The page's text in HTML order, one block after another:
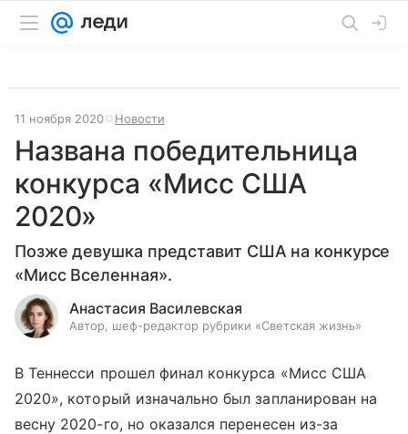
11 ноября 2020 Новости
Названа победительница
конкурса «Мисс США
2020»
Позже девушка представит США на конкурсе
«Мисс Вселенная».
Анастасия Василевская
Автор, шеф-редактор рубрики «Светская жизнь»
В Теннесси прошел финал конкурса «Мисс США
2020», который изначально был запланирован на
весну 2020-го, но оказался перенесен из-за